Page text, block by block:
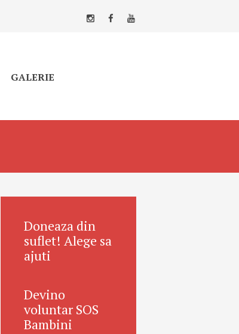
GALERIE
Doneaza din
suflet! Alege sa
ajuti
Devino
voluntar SOS
Bambini